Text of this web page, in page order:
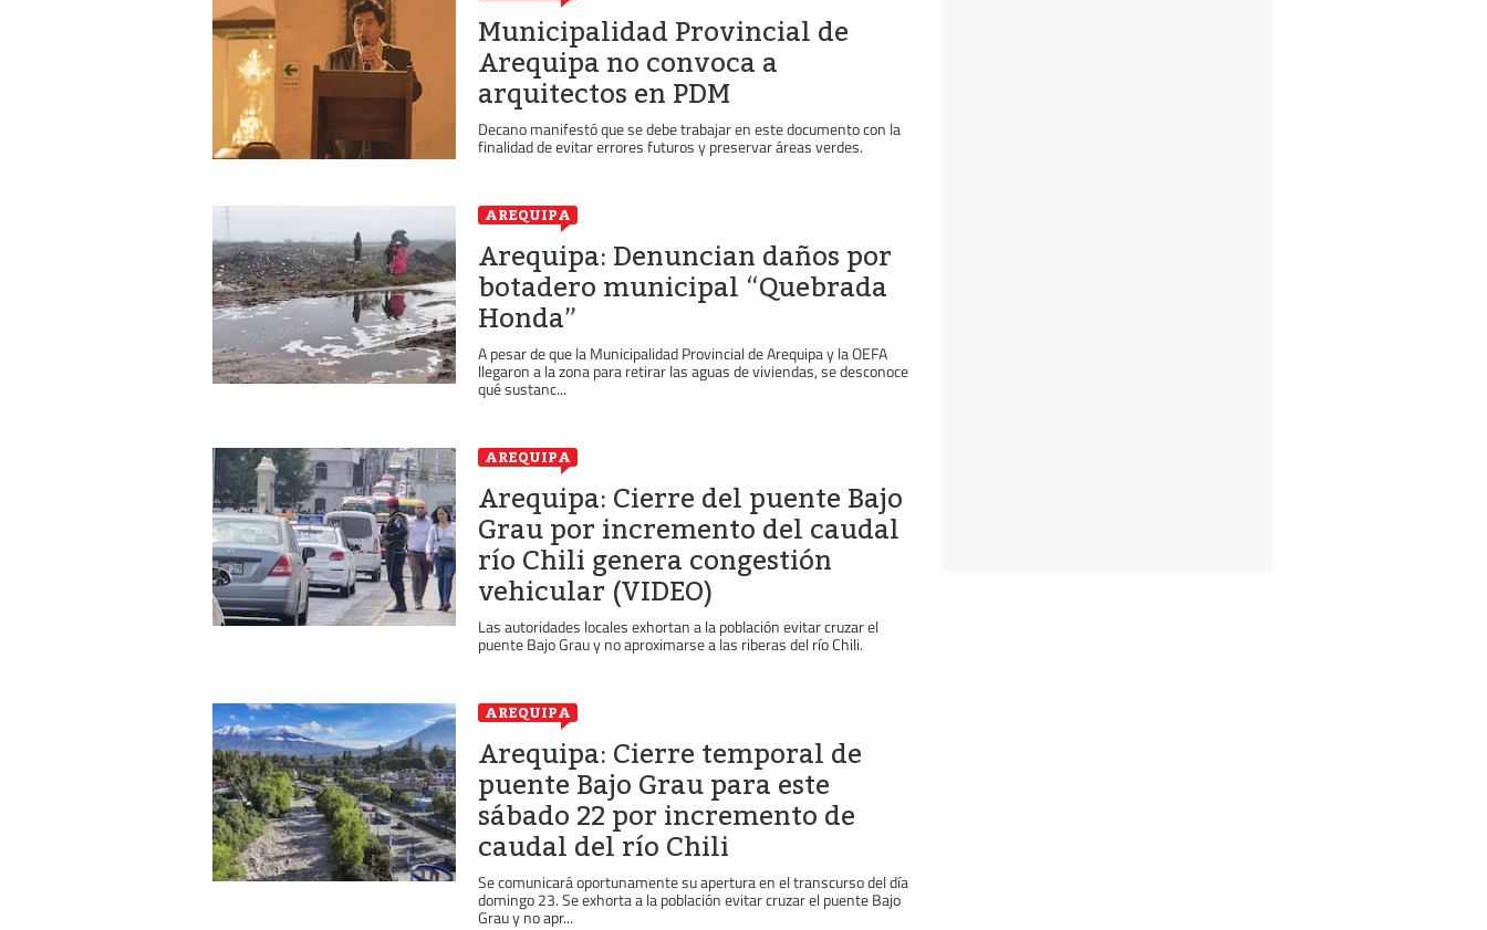
Municipalidad Provincial de
Arequipa no convoca a
arquitectos en PDM
Decano manifestó que se debe trabajar en este documento con la
finalidad de evitar errores futuros y preservar áreas verdes.
AREQUIPA
Arequipa: Denuncian daños por
botadero municipal “Quebrada
Honda”
A pesar de que la Municipalidad Provincial de Arequipa y la OEFA
llegaron a la zona para retirar las aguas de viviendas, se desconoce
qué sustanc...
AREQUIPA
Arequipa: Cierre del puente Bajo
Grau por incremento del caudal
río Chili genera congestión
vehicular (VIDEO)
Las autoridades locales exhortan a la población evitar cruzar el
puente Bajo Grau y no aproximarse a las riberas del río Chili.
AREQUIPA
Arequipa: Cierre temporal de
puente Bajo Grau para este
sábado 22 por incremento de
caudal del río Chili
Se comunicará oportunamente su apertura en el transcurso del día
domingo 23. Se exhorta a la población evitar cruzar el puente Bajo
Grau y no apr...